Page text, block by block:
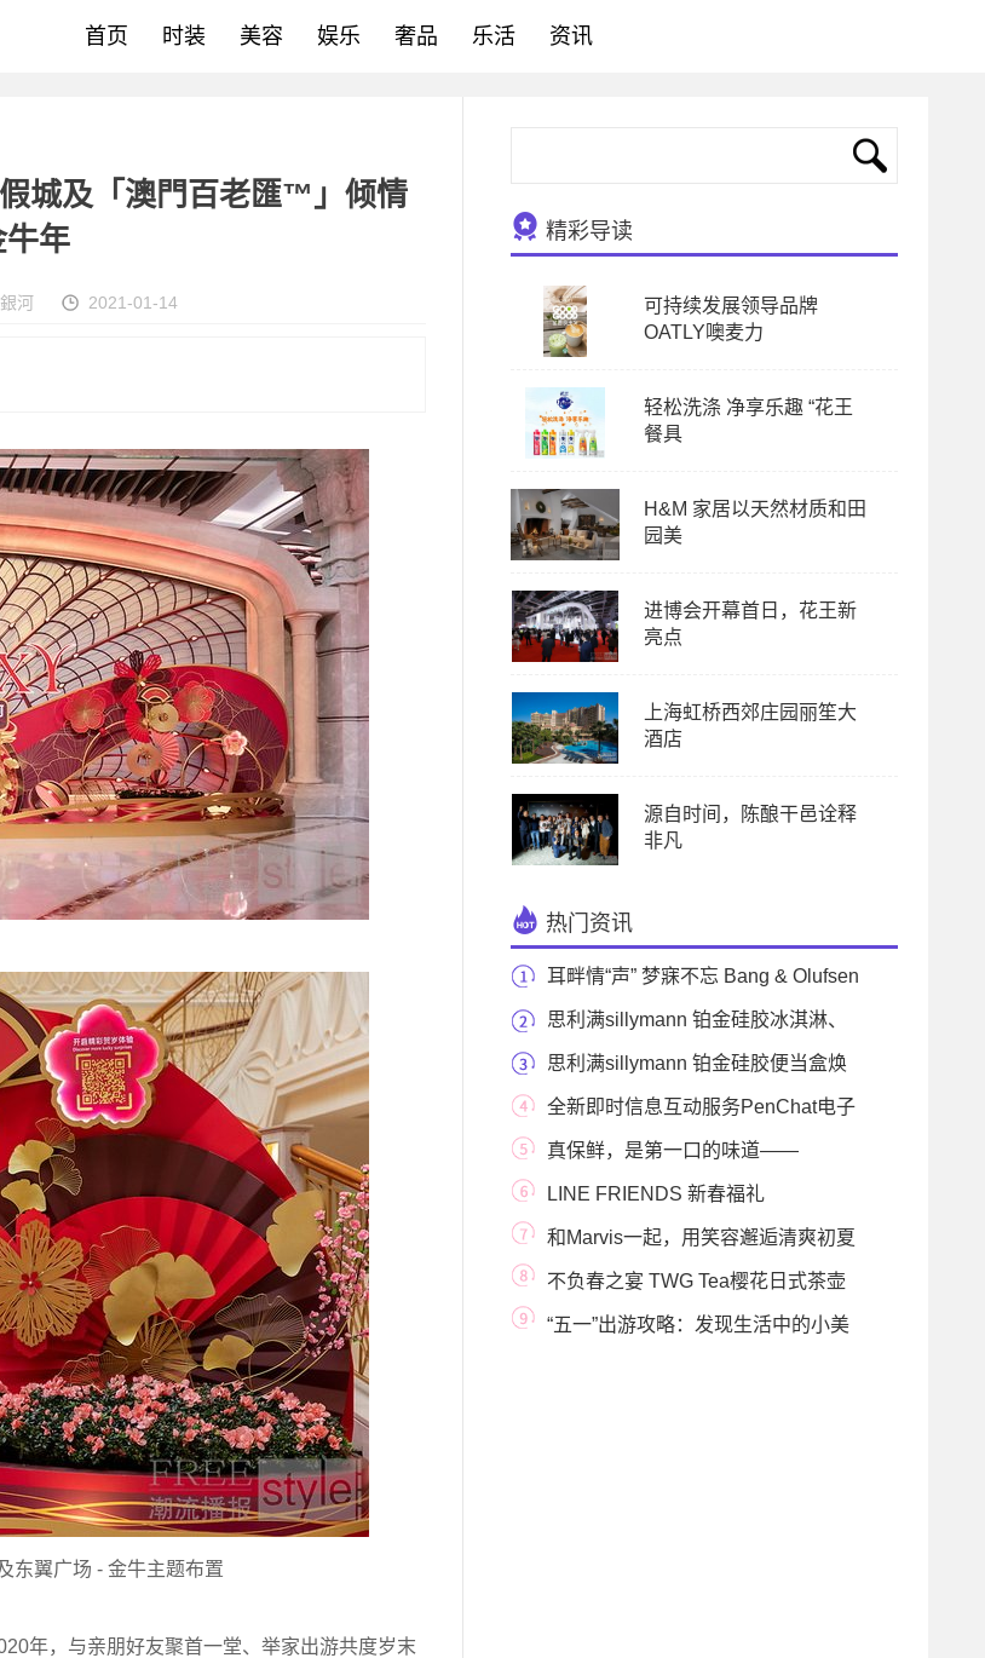
首页 时装 美容 娱乐 奢品 乐活 资讯
城及「澳門百老匯™」倾情
年
河 2021-01-14
东翼广场 - 金牛主题布置
年，与亲朋好友聚首一堂、举家出游共度岁末
精彩导读
可持续发展领导品牌
OATLY噢麦力
轻松洗涤 净享乐趣 “花王
餐具
H&M 家居以天然材质和田
园美
进博会开幕首日，花王新
亮点
上海虹桥西郊庄园丽笙大
酒店
源自时间，陈酿干邑诠释
非凡
热门资讯
耳畔情“声” 梦寐不忘 Bang & Olufsen
甄选情人节
思利满sillymann 铂金硅胶冰淇淋、
冰格模具 实现冰
思利满sillymann 铂金硅胶便当盒焕
颜上新 创造味蕾
全新即时信息互动服务PenChat电子
礼宾司服务 以一
真保鲜，是第一口的味道——
ZWILLING FRESH & S
LINE FRIENDS 新春福礼
和Marvis一起，用笑容邂逅清爽初夏
不负春之宴 TWG Tea樱花日式茶壶
绽放初春
“五一”出游攻略：发现生活中的小美